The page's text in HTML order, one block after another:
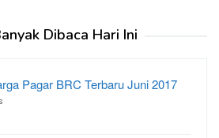
Dibaca Hari Ini
Pagar BRC Terbaru Juni 2017